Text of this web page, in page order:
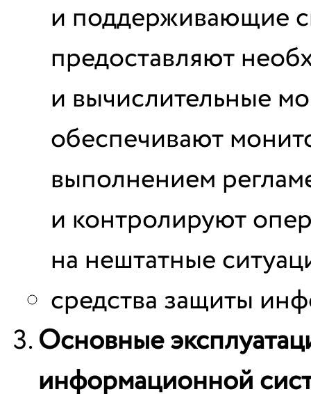
и поддерживающие
предоставляют
и вычислительные
обеспечивают
выполнением
и контролируют
на нештатные
средства защиты
Основные
информационной